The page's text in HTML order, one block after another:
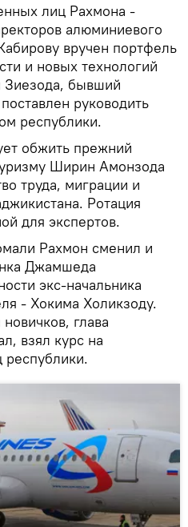
лиц Рахмона -
алюминиевого
вручен портфель
и новых технологий
Зиезода, бывший
руководить
республики.
обжить прежний
Ширин Амонзода
труда, миграции и
Ротация
для экспертов.
Рахмон сменил и
Джамшеда
экс-начальника
- Хокима Холикзоду.
глава
взял курс на